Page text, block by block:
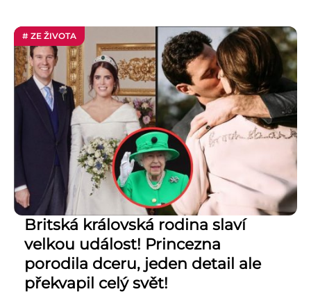
# ZE ŽIVOTA
Britská královská rodina slaví
velkou událost! Princezna
porodila dceru, jeden detail ale
překvapil celý svět!